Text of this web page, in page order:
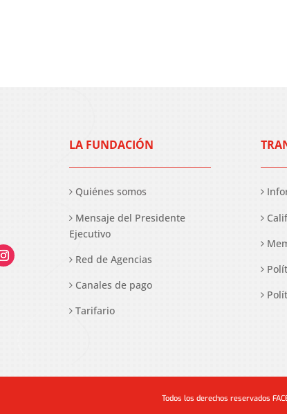
LA FUNDACIÓN
Quiénes somos
Mensaje del Presidente
Ejecutivo
Red de Agencias
Canales de pago
Tarifario
Todos los derechos reservados